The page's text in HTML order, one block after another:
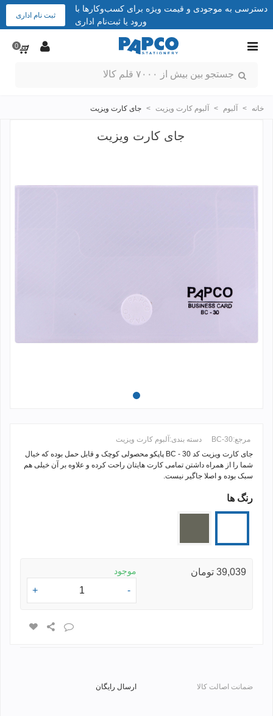
دسترسی به موجودی و قیمت ویژه برای کسب‌وکارها با
ورود یا ثبت‌نام اداری
ثبت نام اداری
0
خانه > آلبوم > آلبوم کارت ویزیت > جای کارت ویزیت
جای کارت ویزیت
مرجع:BC-30 دسته بندی: آلبوم کارت ویزیت
جای کارت ویزیت کد BC - 30 پاپکو محصولی کوچک و قابل حمل بوده که خیال
شما را از همراه داشتن تمامی کارت هایتان راحت کرده و علاوه بر آن خیلی هم
سبک بوده و اصلا جاگیر نیست.
ادامه مطلب +
رنگ ها
39,039 تومان موجود
-
+
ضمانت اصالت کالا ارسال رایگان